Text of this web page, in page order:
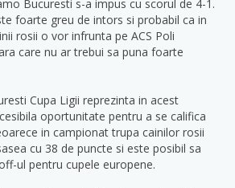
Bucuresti s-a impus cu scorul de 4-1.
foarte greu de intors si probabil ca in
rosii o vor infrunta pe ACS Poli
care nu ar trebui sa puna foarte
Cupa Ligii reprezinta in acest
oportunitate pentru a se califica
in campionat trupa cainilor rosii
cu 38 de puncte si este posibil sa
ul pentru cupele europene.